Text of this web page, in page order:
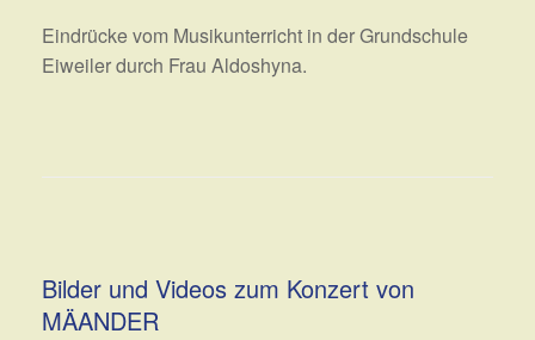
Eindrücke vom Musikunterricht in der Grundschule
Eiweiler durch Frau Aldoshyna.
Bilder und Videos zum Konzert von
MÄANDER